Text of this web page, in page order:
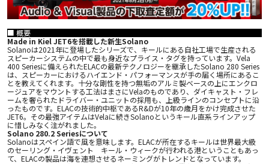
■ 概要
Made in Kiel JET6を搭載した新生Solano
Solanoは2021年に登場したシリーズで、キールにある自社工場で生産される
スピーカーシステムの中で最も身近なプライス・タグを持っています。Vela
400 Seriesに備えられたELACの最新テクノロジーを継承したSolano 280 Series
は、スピーカーにおけるハイエンド・パフォーマンスが手の届く場所にあるこ
とを教えてくれます。十分な剛性を持つ無垢のアルミ製ベースの上にエンクロ
ージュアをマウントする工法はまさにVelaのものであり、ダイキャスト・フレ
ームを奢られたドライバー・ユニットの採用も、上級ラインのコンセプトに沿
ったものです。ELACの技術的中枢であるR&Dが10年の歳月をかけ完成させた
JET6。その最強アイテムはVelaに続きSolanoというキール直系ラインアップ
に惜しみなく注がれました。
Solano 280.2 Seriesについて
Solanoはスペイン語で風を意味します。ELACが所在するキールは世界最大級
のセーリング・イヴェント キール・ウィークが行われる港ということもあっ
て、ELACの製品は海を連想させるネーミングがトレンドとなっています。